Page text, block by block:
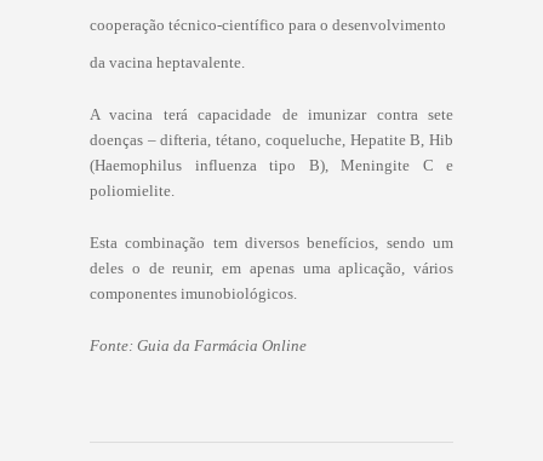
cooperação técnico-científico para o desenvolvimento
da vacina heptavalente.
A vacina terá capacidade de imunizar contra sete
doenças – difteria, tétano, coqueluche, Hepatite B, Hib
(Haemophilus influenza tipo B), Meningite C e
poliomielite.
Esta combinação tem diversos benefícios, sendo um
deles o de reunir, em apenas uma aplicação, vários
componentes imunobiológicos.
Fonte: Guia da Farmácia Online